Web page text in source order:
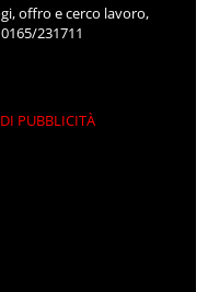
offro e cerco lavoro,
231711
PUBBLICITÀ